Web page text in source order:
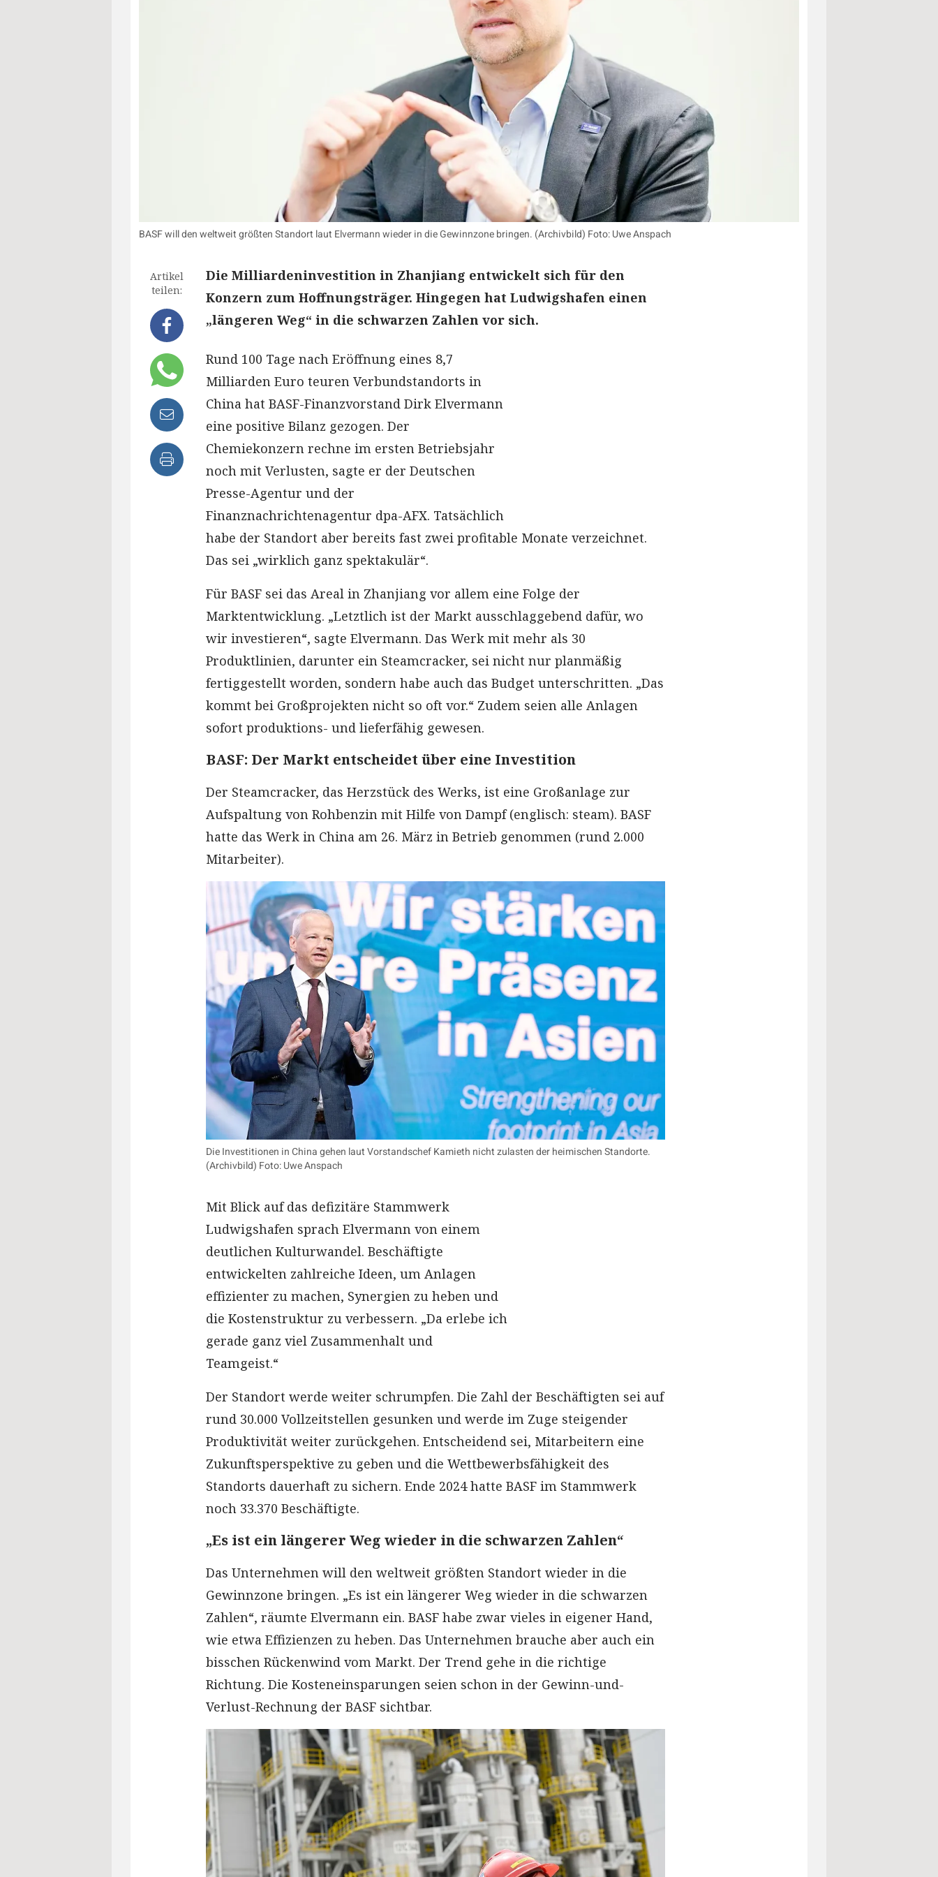
BASF will den weltweit größten Standort laut Elvermann wieder in die Gewinnzone bringen. (Archivbild) Foto: Uwe Anspach
Artikel
teilen:
Die Milliardeninvestition in Zhanjiang entwickelt sich für den
Konzern zum Hoffnungsträger. Hingegen hat Ludwigshafen einen
„längeren Weg“ in die schwarzen Zahlen vor sich.
Rund 100 Tage nach Eröffnung eines 8,7
Milliarden Euro teuren Verbundstandorts in
China hat BASF-Finanzvorstand Dirk Elvermann
eine positive Bilanz gezogen. Der
Chemiekonzern rechne im ersten Betriebsjahr
noch mit Verlusten, sagte er der Deutschen
Presse-Agentur und der
Finanznachrichtenagentur dpa-AFX. Tatsächlich
habe der Standort aber bereits fast zwei profitable Monate verzeichnet.
Das sei „wirklich ganz spektakulär“.
Für BASF sei das Areal in Zhanjiang vor allem eine Folge der
Marktentwicklung. „Letztlich ist der Markt ausschlaggebend dafür, wo
wir investieren“, sagte Elvermann. Das Werk mit mehr als 30
Produktlinien, darunter ein Steamcracker, sei nicht nur planmäßig
fertiggestellt worden, sondern habe auch das Budget unterschritten. „Das
kommt bei Großprojekten nicht so oft vor.“ Zudem seien alle Anlagen
sofort produktions- und lieferfähig gewesen.
BASF: Der Markt entscheidet über eine Investition
Der Steamcracker, das Herzstück des Werks, ist eine Großanlage zur
Aufspaltung von Rohbenzin mit Hilfe von Dampf (englisch: steam). BASF
hatte das Werk in China am 26. März in Betrieb genommen (rund 2.000
Mitarbeiter).
Die Investitionen in China gehen laut Vorstandschef Kamieth nicht zulasten der heimischen Standorte.
(Archivbild) Foto: Uwe Anspach
Mit Blick auf das defizitäre Stammwerk
Ludwigshafen sprach Elvermann von einem
deutlichen Kulturwandel. Beschäftigte
entwickelten zahlreiche Ideen, um Anlagen
effizienter zu machen, Synergien zu heben und
die Kostenstruktur zu verbessern. „Da erlebe ich
gerade ganz viel Zusammenhalt und
Teamgeist.“
Der Standort werde weiter schrumpfen. Die Zahl der Beschäftigten sei auf
rund 30.000 Vollzeitstellen gesunken und werde im Zuge steigender
Produktivität weiter zurückgehen. Entscheidend sei, Mitarbeitern eine
Zukunftsperspektive zu geben und die Wettbewerbsfähigkeit des
Standorts dauerhaft zu sichern. Ende 2024 hatte BASF im Stammwerk
noch 33.370 Beschäftigte.
„Es ist ein längerer Weg wieder in die schwarzen Zahlen“
Das Unternehmen will den weltweit größten Standort wieder in die
Gewinnzone bringen. „Es ist ein längerer Weg wieder in die schwarzen
Zahlen“, räumte Elvermann ein. BASF habe zwar vieles in eigener Hand,
wie etwa Effizienzen zu heben. Das Unternehmen brauche aber auch ein
bisschen Rückenwind vom Markt. Der Trend gehe in die richtige
Richtung. Die Kosteneinsparungen seien schon in der Gewinn-und-
Verlust-Rechnung der BASF sichtbar.